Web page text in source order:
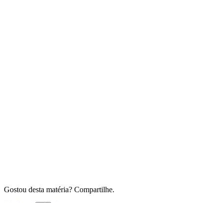
Gostou desta matéria? Compartilhe.